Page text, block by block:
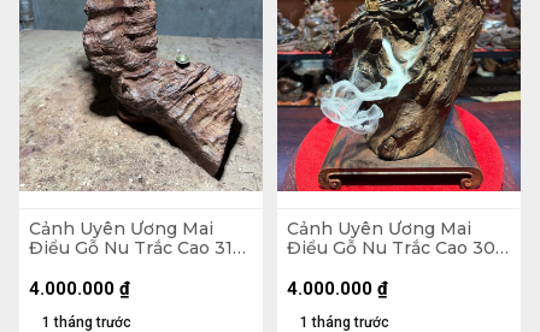
Cảnh Uyên Ương Mai
Điểu Gỗ Nu Trắc Cao 31
1 tháng trước
4.000.000 ₫
Cảnh Uyên Ương Mai
Điểu Gỗ Nu Trắc Cao 30
1 tháng trước
4.000.000 ₫